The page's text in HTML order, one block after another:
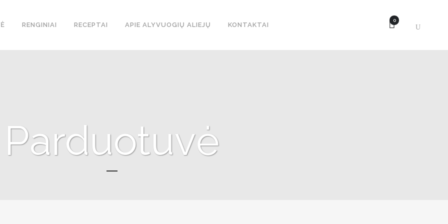
0
RENGINIAI RECEPTAI APIE ALYVUOGIŲ ALIEJŲ KONTAKTAI
Parduotuvė